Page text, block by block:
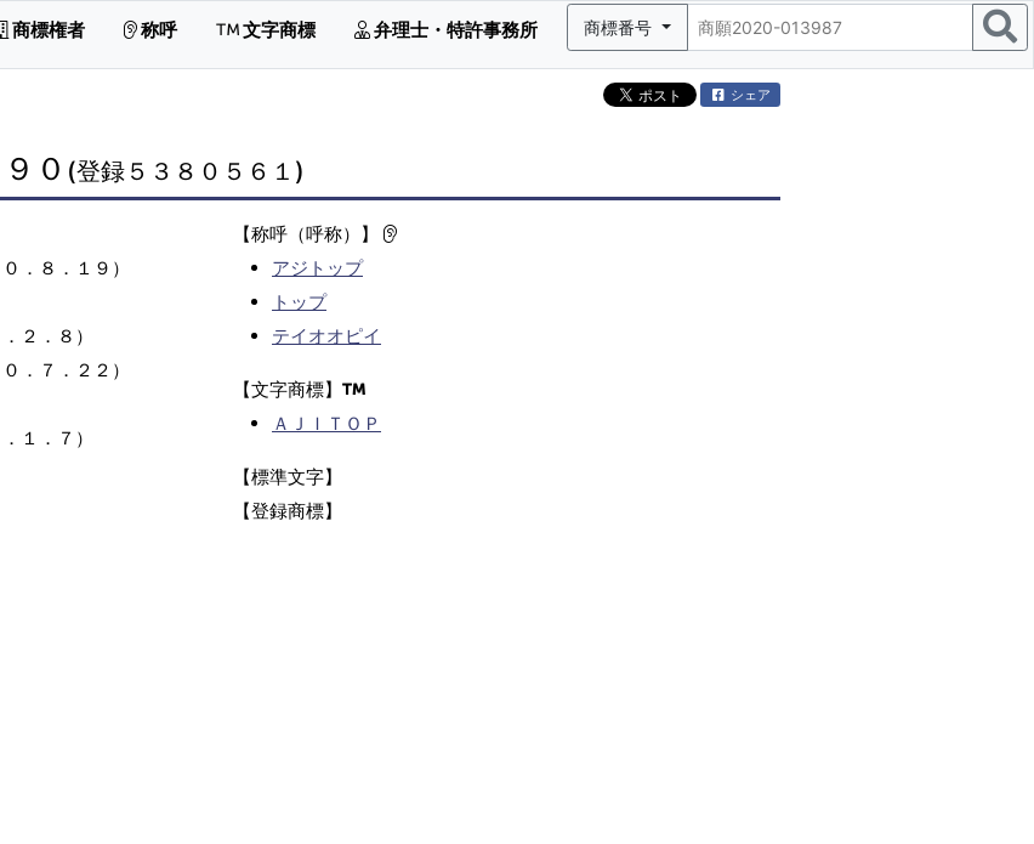
商標権者 称呼 文字商標 弁理士・特許事務所 商標番号
シェア
０ (登録５３８０５６１)
．８．１９）
２．８）
．７．２２）
１．７）
【称呼（呼称）】
アジトップ
トップ
テイオオピイ
【文字商標】
ＡＪＩＴＯＰ
【標準文字】
【登録商標】